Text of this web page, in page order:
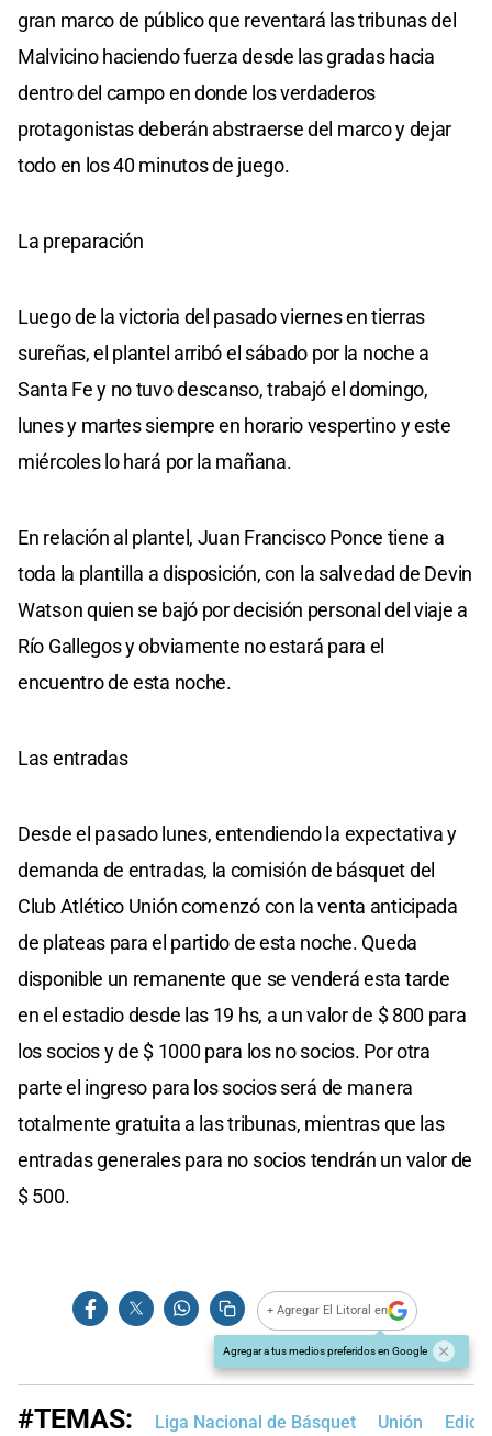
gran marco de público que reventará las tribunas del
Malvicino haciendo fuerza desde las gradas hacia
dentro del campo en donde los verdaderos
protagonistas deberán abstraerse del marco y dejar
todo en los 40 minutos de juego.
La preparación
Luego de la victoria del pasado viernes en tierras
sureñas, el plantel arribó el sábado por la noche a
Santa Fe y no tuvo descanso, trabajó el domingo,
lunes y martes siempre en horario vespertino y este
miércoles lo hará por la mañana.
En relación al plantel, Juan Francisco Ponce tiene a
toda la plantilla a disposición, con la salvedad de Devin
Watson quien se bajó por decisión personal del viaje a
Río Gallegos y obviamente no estará para el
encuentro de esta noche.
Las entradas
Desde el pasado lunes, entendiendo la expectativa y
demanda de entradas, la comisión de básquet del
Club Atlético Unión comenzó con la venta anticipada
de plateas para el partido de esta noche. Queda
disponible un remanente que se venderá esta tarde
en el estadio desde las 19 hs, a un valor de $ 800 para
los socios y de $ 1000 para los no socios. Por otra
parte el ingreso para los socios será de manera
totalmente gratuita a las tribunas, mientras que las
entradas generales para no socios tendrán un valor de
$ 500.
+ Agregar El Litoral en
Agregar a tus medios preferidos en Google
#TEMAS: Liga Nacional de Básquet Unión